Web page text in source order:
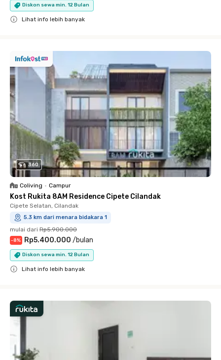
Diskon sewa min. 12 Bulan
Lihat info lebih banyak
360
Coliving • Campur
Kost Rukita 8AM Residence Cipete Cilandak
Cipete Selatan, Cilandak
5.3 km dari menara bidakara 1
mulai dari Rp5.900.000
-8% Rp5.400.000 /bulan
Diskon sewa min. 12 Bulan
Lihat info lebih banyak